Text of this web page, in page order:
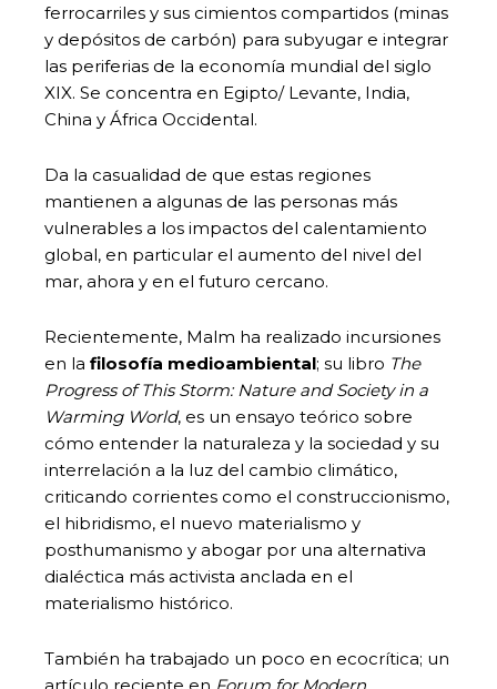
ferrocarriles y sus cimientos compartidos (minas
y depósitos de carbón) para subyugar e integrar
las periferias de la economía mundial del siglo
XIX. Se concentra en Egipto/ Levante, India,
China y África Occidental.
Da la casualidad de que estas regiones
mantienen a algunas de las personas más
vulnerables a los impactos del calentamiento
global, en particular el aumento del nivel del
mar, ahora y en el futuro cercano.
Recientemente, Malm ha realizado incursiones
en la filosofía medioambiental; su libro The
Progress of This Storm: Nature and Society in a
Warming World, es un ensayo teórico sobre
cómo entender la naturaleza y la sociedad y su
interrelación a la luz del cambio climático,
criticando corrientes como el construccionismo,
el hibridismo, el nuevo materialismo y
posthumanismo y abogar por una alternativa
dialéctica más activista anclada en el
materialismo histórico.
También ha trabajado un poco en ecocrítica; un